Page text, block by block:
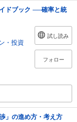
ドブック ──確率と統
・投資
試し読み
フォロー
」の進め方・考え方